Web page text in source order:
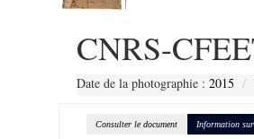
CNRS-
Date de la photographie : 2015
Consulter le document Information sur